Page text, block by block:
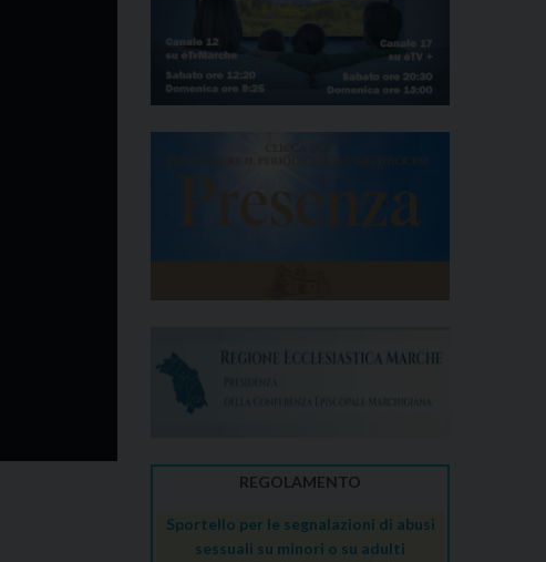
REGOLAMENTO
Sportello per le segnalazioni di abusi
sessuali su minori o su adulti